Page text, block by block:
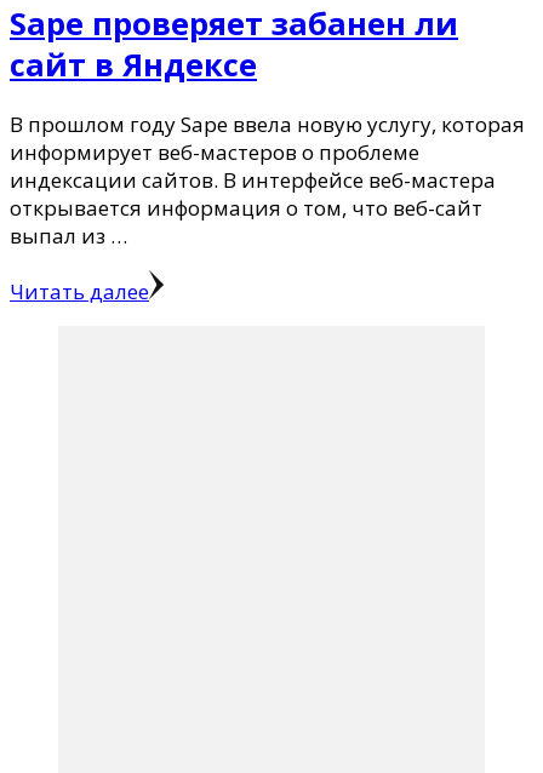
Sape проверяет забанен ли
сайт в Яндексе
В прошлом году Sape ввела новую услугу, которая
информирует веб-мастеров о проблеме
индексации сайтов. В интерфейсе веб-мастера
открывается информация о том, что веб-сайт
выпал из …
Читать далее